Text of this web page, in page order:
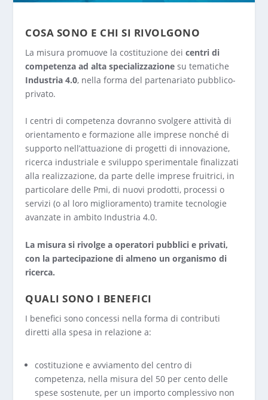
COSA SONO E CHI SI RIVOLGONO
La misura promuove la costituzione deicentri di
competenza ad alta specializzazione su tematiche
Industria 4.0, nella forma del partenariato pubblico-
privato.
I centri di competenza dovranno svolgere attività di
orientamento e formazione alle imprese nonché di
supporto nell’attuazione di progetti di innovazione,
ricerca industriale e sviluppo sperimentale finalizzati
alla realizzazione, da parte delle imprese fruitrici, in
particolare delle Pmi, di nuovi prodotti, processi o
servizi (o al loro miglioramento) tramite tecnologie
avanzate in ambito Industria 4.0.
La misura si rivolge a operatori pubblici e privati,
con la partecipazione di almeno un organismo di
ricerca.
QUALI SONO I BENEFICI
I benefici sono concessi nella forma di contributi
diretti alla spesa in relazione a:
costituzione e avviamento del centro di
competenza, nella misura del 50 per cento delle
spese sostenute, per un importo complessivo non